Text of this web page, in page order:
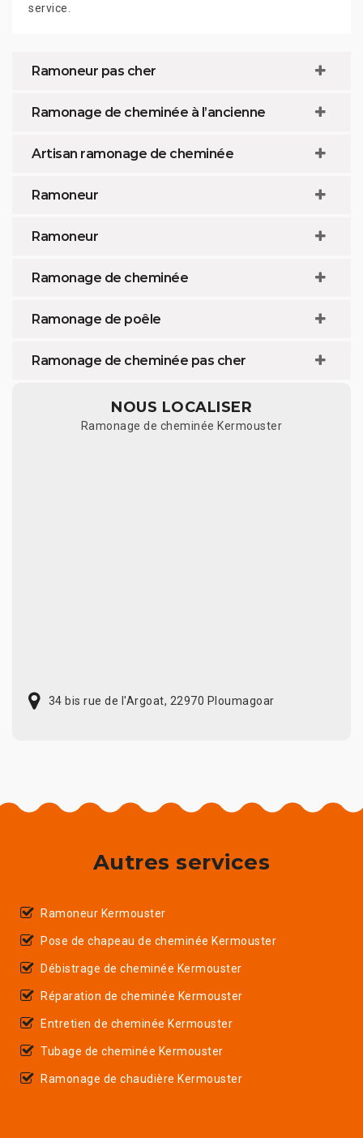
service.
Ramoneur pas cher
Ramonage de cheminée à l’ancienne
Artisan ramonage de cheminée
Ramoneur
Ramoneur
Ramonage de cheminée
Ramonage de poêle
Ramonage de cheminée pas cher
NOUS LOCALISER
Ramonage de cheminée Kermouster
34 bis rue de l'Argoat, 22970 Ploumagoar
Autres services
Ramoneur Kermouster
Pose de chapeau de cheminée Kermouster
Débistrage de cheminée Kermouster
Réparation de cheminée Kermouster
Entretien de cheminée Kermouster
Tubage de cheminée Kermouster
Ramonage de chaudière Kermouster